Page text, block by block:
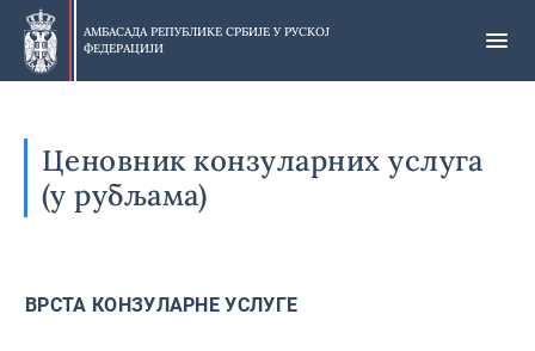
Прескочи
главни
део
АМБАСАДА РЕПУБЛИКЕ СРБИЈЕ У РУСКОЈ
ФЕДЕРАЦИЈИ
Ценовник конзуларних услуга
(у рубљама)
ВРСТА КОНЗУЛАРНЕ УСЛУГЕ